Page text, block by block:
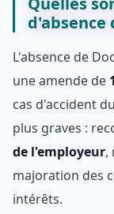
d'absence
L'absence de
une amende de
cas d'accident
plus graves :
de l'employeur,
majoration des
intérêts.